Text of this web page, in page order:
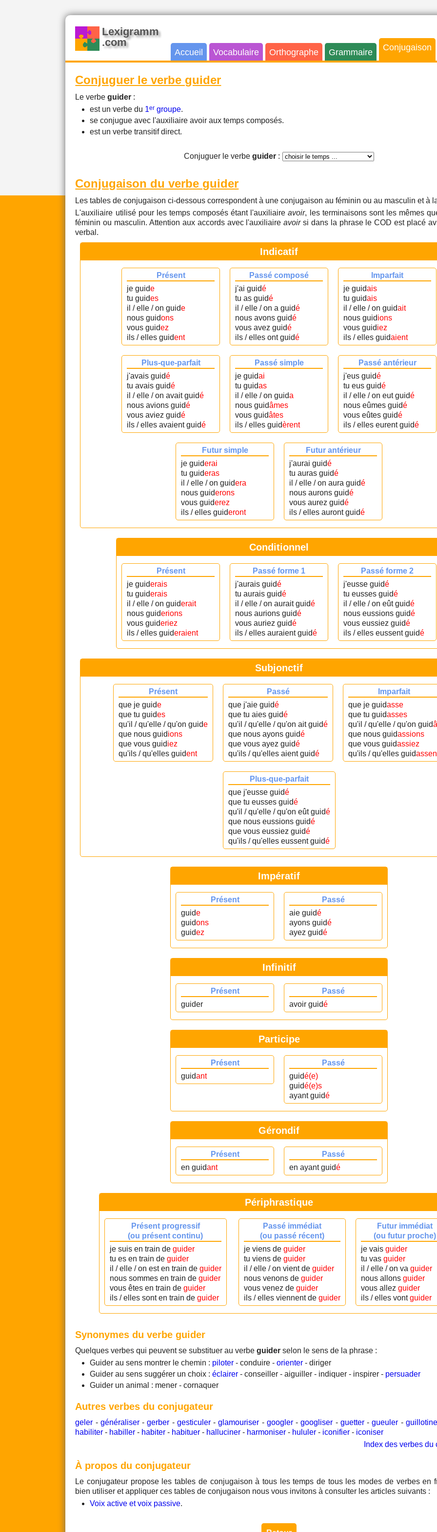
Lexigramm
.com
Accueil Vocabulaire Orthographe Grammaire Conjugaison
Conjuguer le verbe guider
Le verbeguider :
est un verbe du 1er groupe.
se conjugue avec l'auxiliaire avoir aux temps composés.
est un verbe transitif direct.
Conjuguer le verbe guider :
Conjugaison du verbe guider
Les tables de conjugaison ci-dessous correspondent à une conjugaison au féminin ou au masculin et à
L'auxiliaire utilisé pour les temps composés étant l'auxiliaireavoir, les terminaisons sont les mêmes
féminin ou masculin. Attention aux accords avec l'auxiliaireavoirsi dans la phrase le COD est placé
verbal.
Indicatif
Présent
je guide
tu guides
il / elle / on guide
nous guidons
vous guidez
ils / elles guident
Passé composé
j'ai guidé
tu as guidé
il / elle / on a guidé
nous avons guidé
vous avez guidé
ils / elles ont guidé
Imparfait
je guidais
tu guidais
il / elle / on guidait
nous guidions
vous guidiez
ils / elles guidaient
Plus-que-parfait
j'avais guidé
tu avais guidé
il / elle / on avait guidé
nous avions guidé
vous aviez guidé
ils / elles avaient guidé
Passé simple
je guidai
tu guidas
il / elle / on guida
nous guidâmes
vous guidâtes
ils / elles guidèrent
Passé antérieur
j'eus guidé
tu eus guidé
il / elle / on eut guidé
nous eûmes guidé
vous eûtes guidé
ils / elles eurent guidé
Futur simple
je guiderai
tu guideras
il / elle / on guidera
nous guiderons
vous guiderez
ils / elles guideront
Futur antérieur
j'aurai guidé
tu auras guidé
il / elle / on aura guidé
nous aurons guidé
vous aurez guidé
ils / elles auront guidé
Conditionnel
Présent
je guiderais
tu guiderais
il / elle / on guiderait
nous guiderions
vous guideriez
ils / elles guideraient
Passé forme 1
j'aurais guidé
tu aurais guidé
il / elle / on aurait guidé
nous aurions guidé
vous auriez guidé
ils / elles auraient guidé
Passé forme 2
j'eusse guidé
tu eusses guidé
il / elle / on eût guidé
nous eussions guidé
vous eussiez guidé
ils / elles eussent guidé
Subjonctif
Présent
que je guide
que tu guides
qu'il / qu'elle / qu'on guide
que nous guidions
que vous guidiez
qu'ils / qu'elles guident
Passé
que j'aie guidé
que tu aies guidé
qu'il / qu'elle / qu'on ait guidé
que nous ayons guidé
que vous ayez guidé
qu'ils / qu'elles aient guidé
Imparfait
que je guidasse
que tu guidasses
qu'il / qu'elle / qu'on guid
que nous guidassions
que vous guidassiez
qu'ils / qu'elles guid
Plus-que-parfait
que j'eusse guidé
que tu eusses guidé
qu'il / qu'elle / qu'on eût guidé
que nous eussions guidé
que vous eussiez guidé
qu'ils / qu'elles eussent guidé
Impératif
Présent
guide
guidons
guidez
Passé
aie guidé
ayons guidé
ayez guidé
Infinitif
Présent
guider
Passé
avoir guidé
Participe
Présent
guidant
Passé
guidé(e)
guidé(e)s
ayant guidé
Gérondif
Présent
en guidant
Passé
en ayant guidé
Périphrastique
Présent progressif
(ou présent continu)
je suis en train de guider
tu es en train de guider
il / elle / on est en train de guider
nous sommes en train de guider
vous êtes en train de guider
ils / elles sont en train de guider
Passé immédiat
(ou passé récent)
je viens de guider
tu viens de guider
il / elle / on vient de guider
nous venons de guider
vous venez de guider
ils / elles viennent de guider
Futur immédiat
(ou futur proche)
je vais guider
tu vas guider
il / elle / on va guider
nous allons guider
vous allez guider
ils / elles vontguider
Synonymes du verbe guider
Quelques verbes qui peuvent se substituer au verbeguider selon le sens de la phrase :
Guider au sens montrer le chemin : piloter - conduire -orienter - diriger
Guider au sens suggérer un choix :éclairer - conseiller - aiguiller - indiquer - inspirer - persuader
Guider un animal : mener - cornaquer
Autres verbes du conjugateur
geler - généraliser-gerber - gesticuler-glamouriser - googler-googliser - guetter-gueuler -
habiliter - habiller - habiter - habituer - halluciner - harmoniser - hululer - iconifier - iconiser
Index des verbes du
À propos du conjugateur
Le conjugateur propose les tables de conjugaison à tous les temps de tous les modes de verbes en
bien utiliser et appliquer ces tables de conjugaison nous vous invitons à consulter les articles suivants :
Voix active et voix passive.